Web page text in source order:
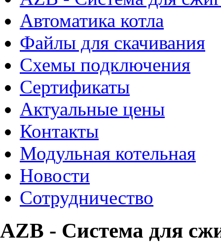
Автоматика котла
Файлы для скачивания
Схемы подключения
Сертификаты
Актуальные цены
Контакты
Модульная котельная
Новости
Сотрудничество
AZB - Система для